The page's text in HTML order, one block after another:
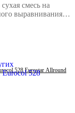
смесь на
выравнивания
528 Eurostar Allround